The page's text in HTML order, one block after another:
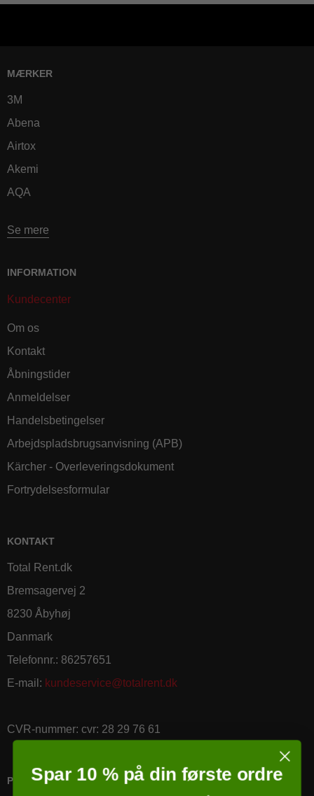
MÆRKER
3M
Abena
Airtox
Akemi
AQA
Se mere
INFORMATION
Kundecenter
Om os
Kontakt
Åbningstider
Anmeldelser
Handelsbetingelser
Arbejdspladsbrugsanvisning (APB)
Kärcher - Overleveringsdokument
Fortrydelsesformular
KONTAKT
Total Rent.dk
Bremsagervej 2
8230 Åbyhøj
Danmark
Telefonnr.: 86257651
E-mail : kundeservice@totalrent.dk
CVR-nummer: cvr: 28 29 76 61
PRICERUNNER KØBSGARANTI
Spar 10 % på din første ordre